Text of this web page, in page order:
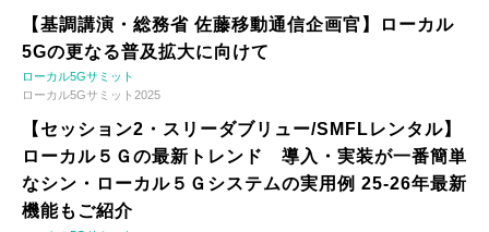
【基調講演・総務省 佐藤移動通信企画官】ローカル
5Gの更なる普及拡大に向けて
ローカル5Gサミット
ローカル5Gサミット2025
【セッション2・スリーダブリュー/SMFLレンタル】
ローカル５Ｇの最新トレンド 導入・実装が一番簡単
なシン・ローカル５Ｇシステムの実用例 25-26年最新
機能もご紹介